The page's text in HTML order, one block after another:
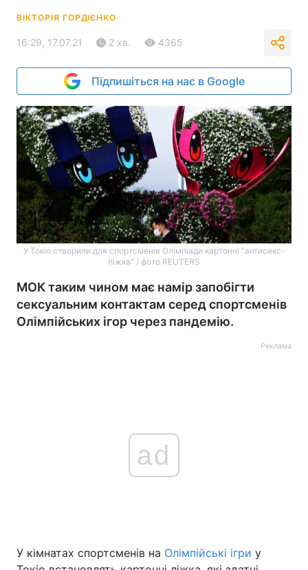
ВІКТОРІЯ ГОРДІЄНКО
16:29, 17.07.21 2 хв. 4365
Підпишіться на нас в Google
У Токіо створили для спортсменів Олімпіади картонні "антисекс-
ліжка" / фото REUTERS
МОК таким чином має намір запобігти
сексуальним контактам серед спортсменів
Олімпійських ігор через пандемію.
Реклама
ad
У кімнатах спортсменів на Олімпійські ігри у